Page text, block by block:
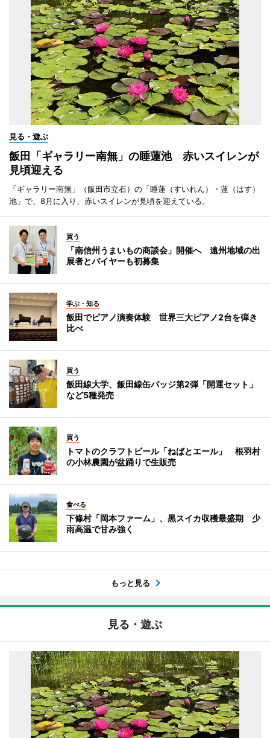
見る・遊ぶ
飯田「ギャラリー南無」の睡蓮池 赤いスイレンが
見頃迎える
「ギャラリー南無」（飯田市立石）の「睡蓮（すいれん）・蓮（はす）
池」で、8月に入り、赤いスイレンが見頃を迎えている。
買う
「南信州うまいもの商談会」開催へ 遠州地域の出
展者とバイヤーも初募集
学ぶ・知る
飯田でピアノ演奏体験 世界三大ピアノ2台を弾き
比べ
買う
飯田線大学、飯田線缶バッジ第2弾「開運セット」
など5種発売
買う
トマトのクラフトビール「ねばとエール」 根羽村
の小林農園が盆踊りで生販売
食べる
下條村「岡本ファーム」、黒スイカ収穫最盛期 少
雨高温で甘み強く
もっと見る
見る・遊ぶ